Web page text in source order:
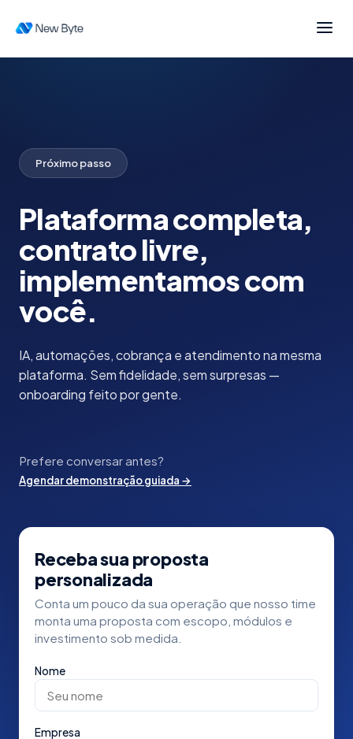
Próximo passo
Plataforma completa,
contrato livre,
implementamos com
você.
IA, automações, cobrança e atendimento na mesma
plataforma. Sem fidelidade, sem surpresas —
onboarding feito por gente.
Prefere conversar antes?
Agendar demonstração guiada →
Receba sua proposta
personalizada
Conta um pouco da sua operação que nosso time
monta uma proposta com escopo, módulos e
investimento sob medida.
Nome
Empresa